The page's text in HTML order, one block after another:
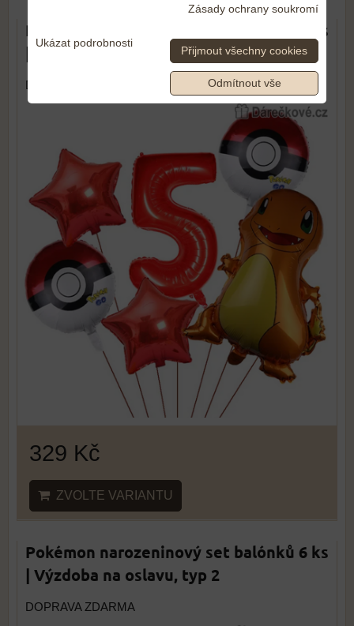
Pokémon narozeninový set balónků 6 ks
| Výzdoba na oslavu, typ 3
DOPRAVA ZDARMA
329 Kč
ZVOLTE VARIANTU
Pokémon narozeninový set balónků 6 ks
| Výzdoba na oslavu, typ 2
DOPRAVA ZDARMA
Zásady ochrany soukromí
Ukázat podrobnosti
Přijmout všechny cookies
Odmítnout vše